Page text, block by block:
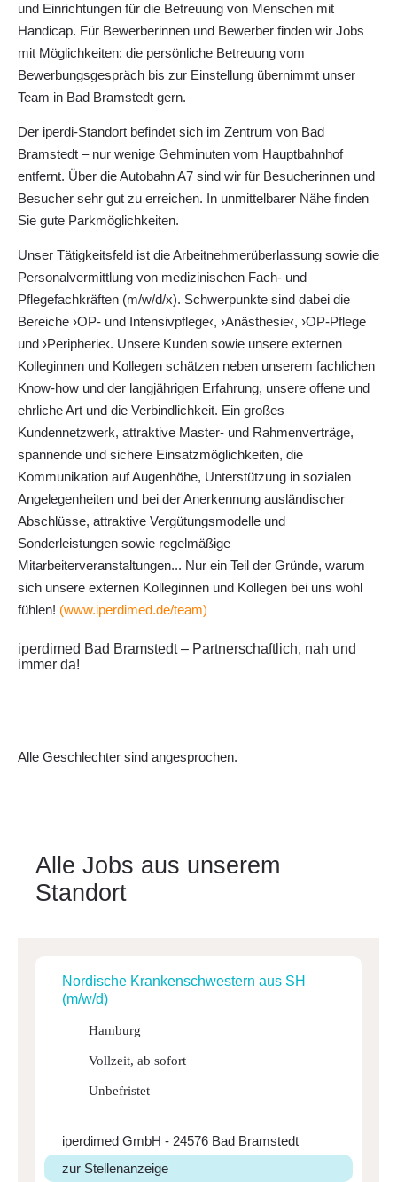
und Einrichtungen für die Betreuung von Menschen mit
Handicap. Für Bewerberinnen und Bewerber finden wir Jobs
mit Möglichkeiten: die persönliche Betreuung vom
Bewerbungsgespräch bis zur Einstellung übernimmt unser
Team in Bad Bramstedt gern.
Der iperdi-Standort befindet sich im Zentrum von Bad
Bramstedt – nur wenige Gehminuten vom Hauptbahnhof
entfernt. Über die Autobahn A7 sind wir für Besucherinnen und
Besucher sehr gut zu erreichen. In unmittelbarer Nähe finden
Sie gute Parkmöglichkeiten.
Unser Tätigkeitsfeld ist die Arbeitnehmerüberlassung sowie die
Personalvermittlung von medizinischen Fach- und
Pflegefachkräften (m/w/d/x). Schwerpunkte sind dabei die
Bereiche ›OP- und Intensivpflege‹, ›Anästhesie‹, ›OP-Pflege
und ›Peripherie‹. Unsere Kunden sowie unsere externen
Kolleginnen und Kollegen schätzen neben unserem fachlichen
Know-how und der langjährigen Erfahrung, unsere offene und
ehrliche Art und die Verbindlichkeit. Ein großes
Kundennetzwerk, attraktive Master- und Rahmenverträge,
spannende und sichere Einsatzmöglichkeiten, die
Kommunikation auf Augenhöhe, Unterstützung in sozialen
Angelegenheiten und bei der Anerkennung ausländischer
Abschlüsse, attraktive Vergütungsmodelle und
Sonderleistungen sowie regelmäßige
Mitarbeiterveranstaltungen... Nur ein Teil der Gründe, warum
sich unsere externen Kolleginnen und Kollegen bei uns wohl
fühlen! (www.iperdimed.de/team)
iperdimed Bad Bramstedt – Partnerschaftlich, nah und
immer da!
Alle Geschlechter sind angesprochen.
Alle Jobs aus unserem
Standort
Nordi­sche Kran­ken­schwes­tern aus SH
(m/w/d)
Hamburg
Vollzeit, ab sofort
Unbefristet
iperdimed GmbH - 24576 Bad Bramstedt
zur Stellenanzeige